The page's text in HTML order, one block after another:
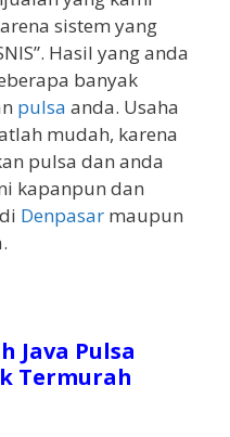
sistem yang
Hasil yang anda
banyak
pulsa anda. Usaha
mudah, karena
pulsa dan anda
kapanpun dan
Denpasar maupun
Java Pulsa
Termurah